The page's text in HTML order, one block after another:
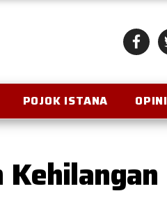
POJOK ISTANA OPINI
Kehilangan